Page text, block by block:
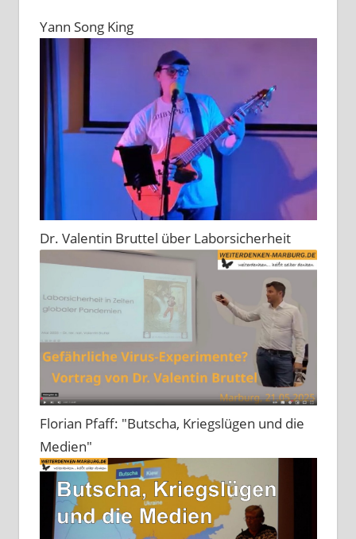
Yann Song King
Dr. Valentin Bruttel über Laborsicherheit
Florian Pfaff: "Butscha, Kriegslügen und die
Medien"